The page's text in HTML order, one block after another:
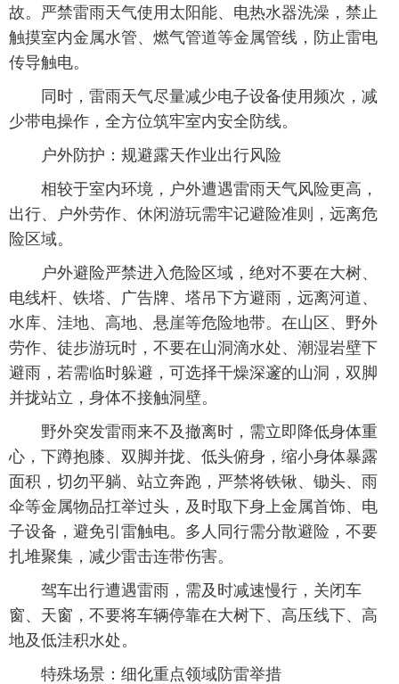
故。严禁雷雨天气使用太阳能、电热水器洗澡，禁止
触摸室内金属水管、燃气管道等金属管线，防止雷电
传导触电。
同时，雷雨天气尽量减少电子设备使用频次，减
少带电操作，全方位筑牢室内安全防线。
户外防护：规避露天作业出行风险
相较于室内环境，户外遭遇雷雨天气风险更高，
出行、户外劳作、休闲游玩需牢记避险准则，远离危
险区域。
户外避险严禁进入危险区域，绝对不要在大树、
电线杆、铁塔、广告牌、塔吊下方避雨，远离河道、
水库、洼地、高地、悬崖等危险地带。在山区、野外
劳作、徒步游玩时，不要在山洞滴水处、潮湿岩壁下
避雨，若需临时躲避，可选择干燥深邃的山洞，双脚
并拢站立，身体不接触洞壁。
野外突发雷雨来不及撤离时，需立即降低身体重
心，下蹲抱膝、双脚并拢、低头俯身，缩小身体暴露
面积，切勿平躺、站立奔跑，严禁将铁锹、锄头、雨
伞等金属物品扛举过头，及时取下身上金属首饰、电
子设备，避免引雷触电。多人同行需分散避险，不要
扎堆聚集，减少雷击连带伤害。
驾车出行遭遇雷雨，需及时减速慢行，关闭车
窗、天窗，不要将车辆停靠在大树下、高压线下、高
地及低洼积水处。
特殊场景：细化重点领域防雷举措